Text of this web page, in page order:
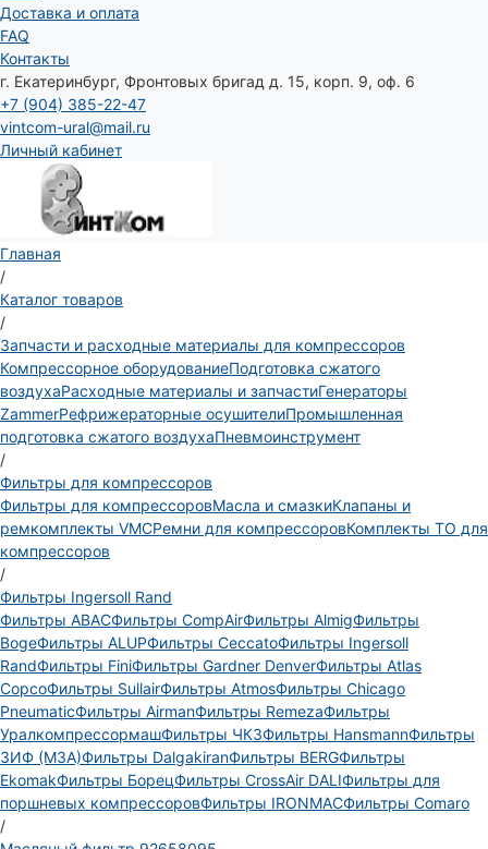
Доставка и оплата
FAQ
Контакты
г. Екатеринбург, Фронтовых бригад д. 15, корп. 9, оф. 6
+7 (904) 385-22-47
vintcom-ural@mail.ru
Личный кабинет
Главная
/
Каталог товаров
/
Запчасти и расходные материалы для компрессоров
Компрессорное оборудованиеПодготовка сжатого
воздухаРасходные материалы и запчастиГенераторы
ZammerРефрижераторные осушителиПромышленная
подготовка сжатого воздухаПневмоинструмент
/
Фильтры для компрессоров
Фильтры для компрессоровМасла и смазкиКлапаны и
ремкомплекты VMCРемни для компрессоровКомплекты ТО для
компрессоров
/
Фильтры Ingersoll Rand
Фильтры ABACФильтры CompAirФильтры AlmigФильтры
BogeФильтры ALUPФильтры CeccatoФильтры Ingersoll
RandФильтры FiniФильтры Gardner DenverФильтры Atlas
CopcoФильтры SullairФильтры AtmosФильтры Chicago
PneumaticФильтры AirmanФильтры RemezaФильтры
УралкомпрессормашФильтры ЧКЗФильтры HansmannФильтры
ЗИФ (МЗА)Фильтры DalgakiranФильтры BERGФильтры
EkomakФильтры БорецФильтры CrossAir DALIФильтры для
поршневых компрессоровФильтры IRONMACФильтры Comaro
/